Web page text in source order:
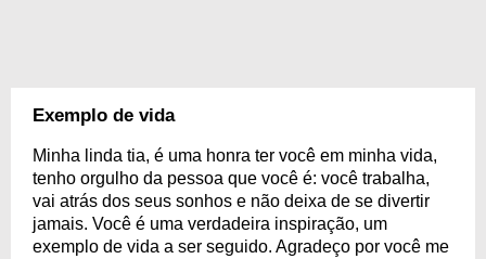
Exemplo de vida
Minha linda tia, é uma honra ter você em minha vida,
tenho orgulho da pessoa que você é: você trabalha,
vai atrás dos seus sonhos e não deixa de se divertir
jamais. Você é uma verdadeira inspiração, um
exemplo de vida a ser seguido. Agradeço por você me